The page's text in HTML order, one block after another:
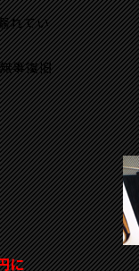
れてい
事復旧
に